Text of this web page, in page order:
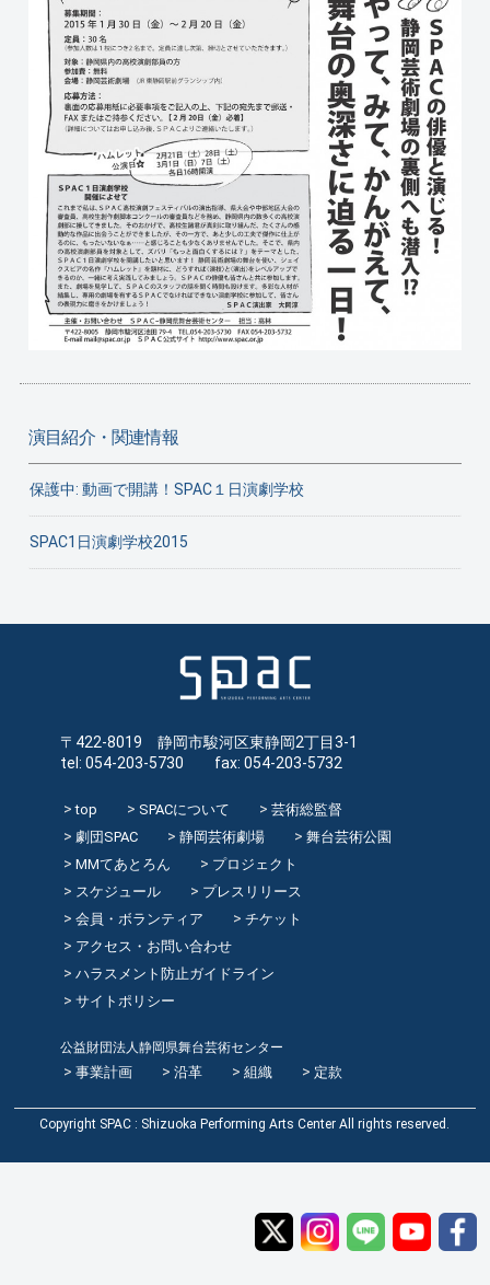
演目紹介・関連情報
保護中: 動画で開講！SPAC１日演劇学校
SPAC1日演劇学校2015
〒422-8019 静岡市駿河区東静岡2丁目3-1
tel: 054-203-5730 fax: 054-203-5732
top SPACについて
芸術総監督
劇団SPAC
静岡芸術劇場
舞台芸術公園
MMてあとろん
プロジェクト
スケジュール
プレスリリース
会員・ボランティア
チケット
アクセス・お問い合わせ
ハラスメント防止ガイドライン
サイトポリシー
公益財団法人静岡県舞台芸術センター
事業計画 沿革 組織 定款
Copyright SPAC : Shizuoka Performing Arts Center All rights reserved.